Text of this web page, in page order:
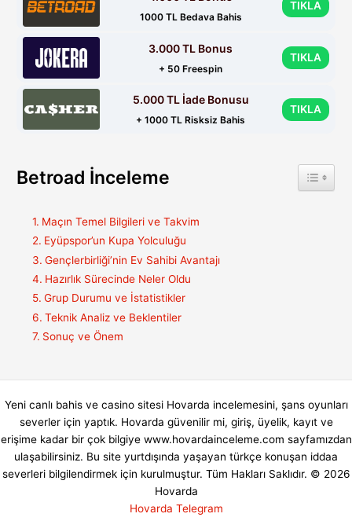
1000 TL Bedava Bahis
TIKLA
3.000 TL Bonus
+ 50 Freespin
TIKLA
5.000 TL İade Bonusu
+ 1000 TL Risksiz Bahis
TIKLA
Betroad İnceleme Toggle
Maçın Temel Bilgileri ve Takvim
Eyüpspor’un Kupa Yolculuğu
Gençlerbirliği’nin Ev Sahibi Avantajı
Hazırlık Sürecinde Neler Oldu
Grup Durumu ve İstatistikler
Teknik Analiz ve Beklentiler
Sonuç ve Önem
Yeni canlı bahis ve casino sitesi Hovarda incelemesini, şans oyunları
severler için yaptık. Hovarda güvenilir mi, giriş, üyelik, kayıt ve
erişime kadar bir çok bilgiye www.hovardainceleme.com sayfamızdan
ulaşabilirsiniz. Bu site yurtdışında yaşayan türkçe konuşan iddaa
severleri bilgilendirmek için kurulmuştur. Tüm Hakları Saklıdır. © 2026
Hovarda
Hovarda Telegram